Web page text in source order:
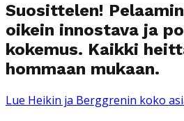
Suosittelen!
oikein innostava ja
kokemus. Kaikki
hommaan mukaan.
Lue Heikin ja Berggrenin koko